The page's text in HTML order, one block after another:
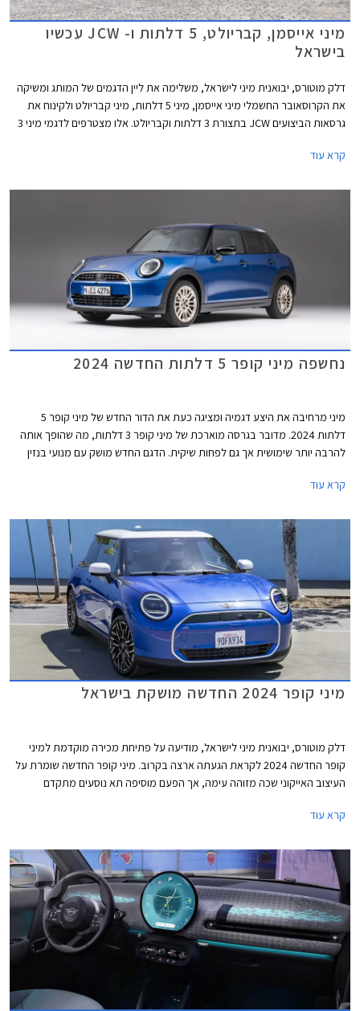
מיני אייסמן, קבריולט, 5 דלתות ו- JCW עכשיו
בישראל
דלק מוטורס, יבואנית מיני לישראל, משלימה את ליין הדגמים של המותג ומשיקה
את הקרוסאובר החשמלי מיני אייסמן, מיני 5 דלתות, מיני קבריולט ולקינוח את
גרסאות הביצועים JCW בתצורת 3 דלתות וקבריולט. אלו מצטרפים לדגמי מיני 3
קרא עוד
נחשפה מיני קופר 5 דלתות החדשה 2024
מיני מרחיבה את היצע דגמיה ומציגה כעת את הדור החדש של מיני קופר 5
דלתות 2024. מדובר בגרסה מוארכת של מיני קופר 3 דלתות, מה שהופך אותה
להרבה יותר שימושית אך גם לפחות שיקית. הדגם החדש מושק עם מנועי בנזין
קרא עוד
מיני קופר 2024 החדשה מושקת בישראל
דלק מוטורס, יבואנית מיני לישראל, מודיעה על פתיחת מכירה מוקדמת למיני
קופר החדשה 2024 לקראת הגעתה ארצה בקרוב. מיני קופר החדשה שומרת על
העיצוב האייקוני שכה מזוהה עימה, אך הפעם מוסיפה תא נוסעים מתקדם
חשמל ובנזין בשתי רמות אבזור לבחירה.
קרא עוד